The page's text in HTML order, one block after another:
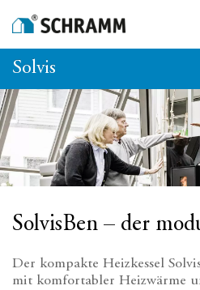
Solvis
SolvisBen – der
Der kompakte Heizkessel
mit komfortabler Heizwärme